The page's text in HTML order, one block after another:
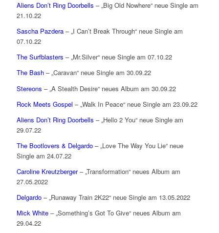
Aliens Don’t Ring Doorbells – „Big Old Nowhere“ neue Single am
21.10.22
Sascha Pazdera– „I Can’t Break Through“ neue Single am
07.10.22
The Surfblasters – „Mr.Silver“ neue Single am 07.10.22
The Bash– „Caravan“ neue Single am 30.09.22
Stereons – „A Stealth Desire“ neues Album am 30.09.22
Rock Meets Gospel – „Walk In Peace“ neue Single am 23.09.22
Aliens Don’t Ring Doorbells – „Hello 2 You“ neue Single am
29.07.22
The Bootlovers & Delgardo– „Love The Way You Lie“ neue
Single am 24.07.22
Caroline Kreutzberger– „Transformation“ neues Album am
27.05.2022
Delgardo– „Runaway Train 2K22“ neue Single am 13.05.2022
Mick White– „Something’s Got To Give“ neues Album am
29.04.22